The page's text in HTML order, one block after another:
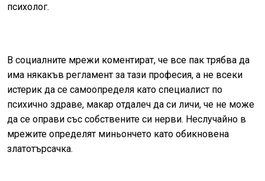
психолог.
В социалните мрежи коментират, че все пак трябва да
има някакъв регламент за тази професия, а не всеки
истерик да се самоопределя като специалист по
психично здраве, макар отдалеч да си личи, че не може
да се оправи със собствените си нерви. Неслучайно в
мрежите определят миньончето като обикновена
златотърсачка.